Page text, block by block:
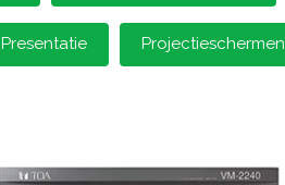
Presentatie Projectieschermen